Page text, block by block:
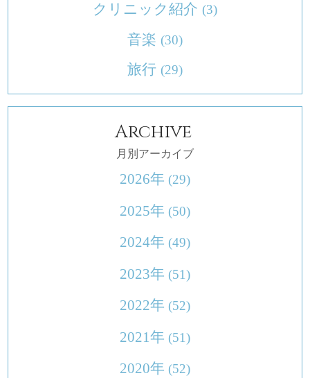
クリニック紹介 (3)
音楽 (30)
旅行 (29)
Archive
月別アーカイブ
2026年 (29)
2025年 (50)
2024年 (49)
2023年 (51)
2022年 (52)
2021年 (51)
2020年 (52)